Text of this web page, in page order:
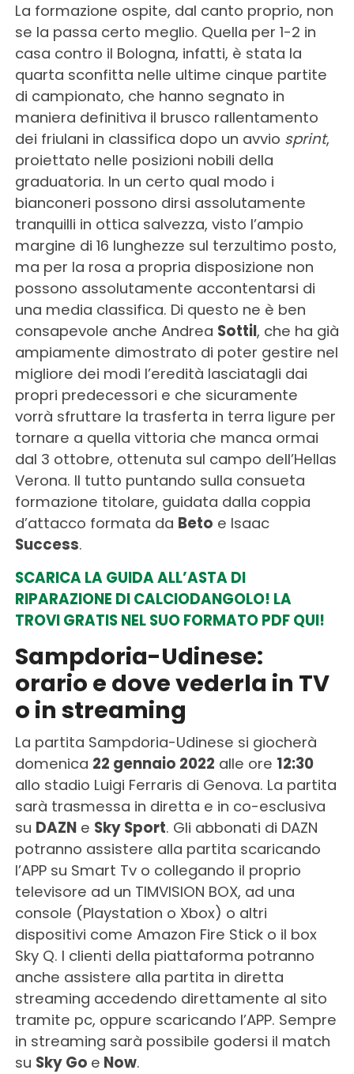
La formazione ospite, dal canto proprio, non
se la passa certo meglio. Quella per 1-2 in
casa contro il Bologna, infatti, è stata la
quarta sconfitta nelle ultime cinque partite
di campionato, che hanno segnato in
maniera definitiva il brusco rallentamento
dei friulani in classifica dopo un avvio sprint,
proiettato nelle posizioni nobili della
graduatoria. In un certo qual modo i
bianconeri possono dirsi assolutamente
tranquilli in ottica salvezza, visto l’ampio
margine di 16 lunghezze sul terzultimo posto,
ma per la rosa a propria disposizione non
possono assolutamente accontentarsi di
una media classifica. Di questo ne è ben
consapevole anche Andrea Sottil, che ha già
ampiamente dimostrato di poter gestire nel
migliore dei modi l’eredità lasciatagli dai
propri predecessori e che sicuramente
vorrà sfruttare la trasferta in terra ligure per
tornare a quella vittoria che manca ormai
dal 3 ottobre, ottenuta sul campo dell’Hellas
Verona. Il tutto puntando sulla consueta
formazione titolare, guidata dalla coppia
d’attacco formata da Beto e Isaac
Success.
SCARICA LA GUIDA ALL’ASTA DI
RIPARAZIONE DI CALCIODANGOLO! LA
TROVI GRATIS NEL SUO FORMATO PDF QUI!
Sampdoria-Udinese:
orario e dove vederla in TV
o in streaming
La partita Sampdoria-Udinese si giocherà
domenica 22 gennaio 2022 alle ore 12:30
allo stadio Luigi Ferraris di Genova. La partita
sarà trasmessa in diretta e in co-esclusiva
su DAZNe Sky Sport. Gli abbonati di DAZN
potranno assistere alla partita scaricando
l’APP su Smart Tv o collegando il proprio
televisore ad un TIMVISION BOX, ad una
console (Playstation o Xbox) o altri
dispositivi come Amazon Fire Stick o il box
Sky Q. I clienti della piattaforma potranno
anche assistere alla partita in diretta
streaming accedendo direttamente al sito
tramite pc, oppure scaricando l’APP. Sempre
in streaming sarà possibile godersi il match
su Sky Go e Now.